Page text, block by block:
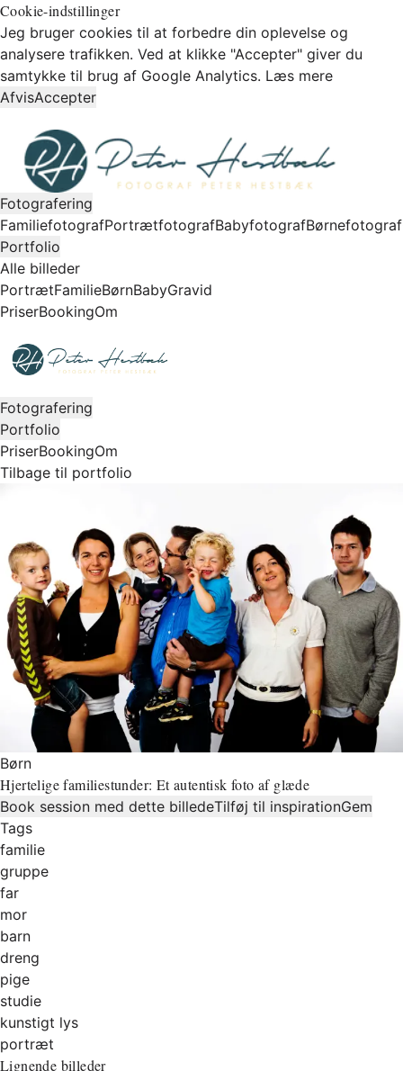
Cookie-indstillinger
Jeg bruger cookies til at forbedre din oplevelse og
analysere trafikken. Ved at klikke "Accepter" giver du
samtykke til brug af Google Analytics. Læs mere
AfvisAccepter
Fotografering
FamiliefotografPortrætfotografBabyfotografBørnefotograf
Portfolio
Alle billeder
PortrætFamilieBørnBabyGravid
PriserBookingOm
Fotografering
Portfolio
PriserBookingOm
Tilbage til portfolio
Børn
Hjertelige familiestunder: Et autentisk foto af glæde
Book session med dette billedeTilføj til inspirationGem
Tags
familie
gruppe
far
mor
barn
dreng
pige
studie
kunstigt lys
portræt
Lignende billeder